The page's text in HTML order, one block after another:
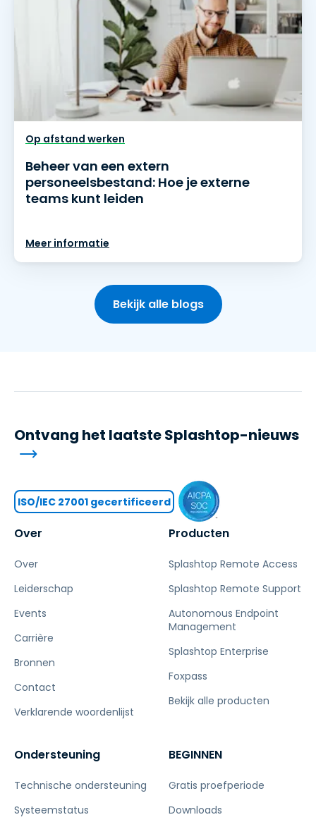
Op afstand werken
Beheer van een extern
personeelsbestand: Hoe je externe
teams kunt leiden
Meer informatie
Bekijk alle blogs
Over
Over
Leiderschap
Events
Carrière
Bronnen
Contact
Verklarende woordenlijst
Producten
Splashtop Remote Access
Splashtop Remote Support
Autonomous Endpoint
Management
Splashtop Enterprise
Foxpass
Bekijk alle producten
Ondersteuning
Technische ondersteuning
Systeemstatus
BEGINNEN
Gratis proefperiode
Downloads
Ontvang het laatste Splashtop-nieuws
ISO/IEC 27001 gecertificeerd